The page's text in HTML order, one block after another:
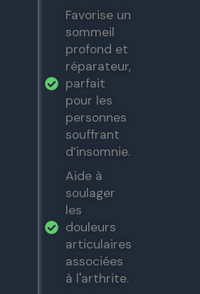
Favorise un
sommeil
profond et
réparateur,
parfait
pour les
personnes
souffrant
d’insomnie.
Aide à
soulager
les
douleurs
articulaires
associées
à l'arthrite.